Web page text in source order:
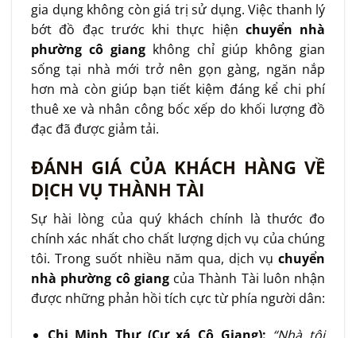
gia dụng không còn giá trị sử dụng. Việc thanh lý
bớt đồ đạc trước khi thực hiện chuyển nhà
phường cô giang không chỉ giúp không gian
sống tại nhà mới trở nên gọn gàng, ngăn nắp
hơn mà còn giúp bạn tiết kiệm đáng kể chi phí
thuê xe và nhân công bốc xếp do khối lượng đồ
đạc đã được giảm tải.
ĐÁNH GIÁ CỦA KHÁCH HÀNG VỀ
DỊCH VỤ THÀNH TÀI
Sự hài lòng của quý khách chính là thước đo
chính xác nhất cho chất lượng dịch vụ của chúng
tôi. Trong suốt nhiều năm qua, dịch vụ chuyển
nhà phường cô giangcủa Thành Tài luôn nhận
được những phản hồi tích cực từ phía người dân: